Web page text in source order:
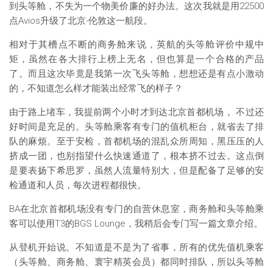
到头等舱，不失为一个物美价廉的好办法。这次我就是用22500
点Avios升级了北京-伦敦这一航段。
相对于其槽点不断的商务舱来说，英航的头等舱评价中规中
矩，虽然在各大排行上榜上无名，但也算是一个合格的产品
了。而且这次毕竟是我第一次飞头等舱，想想还是有点小激动
的，不知道怎么样才能装出经常飞的样子？
由于路上堵车，我提前两个小时才到达北京首都机场， 不过还
好时间是充足的。头等舱乘客有专门的值机柜台，就省去了排
队的麻烦。至于安检，首都机场的混乱众所周知，黑压压的人
挤成一团，也别指望什么快速通道了，根本挤不过去。这点倒
是要表扬下希思罗，虽然人流量特别大，但是配备了足够的安
检通道和人员，每次进程都很快。
BA在北京首都机场没有专门的自营休息室，商务舱和头等舱乘
客可以使用T3的BGS Lounge，我稍后会专门写一篇文章介绍。
从登机开始说。不知道是不是为了省事，所有的优先值机乘客
（头等舱、商务舱、寰宇精英会员）都同时排队，所以头等舱